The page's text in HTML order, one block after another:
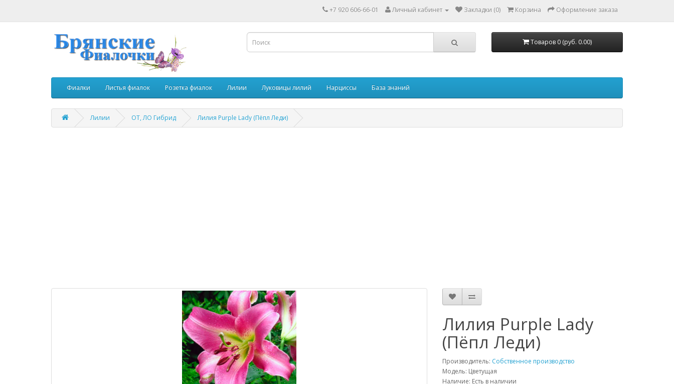
+7 920 606-66-01 Личный кабинет Закладки (0) Корзина Оформление заказа
Товаров 0 (руб. 0.00)
Фиалки Листья фиалок Розетка фиалок Лилии Луковицы лилий Нарциссы База знаний
Лилии ОТ, ЛО Гибрид Лилия Purple Lady (Пёпл Леди)
Лилия Purple Lady
(Пёпл Леди)
Производитель: Собственное производство
Модель: Цветущая
Наличие: Есть в наличии